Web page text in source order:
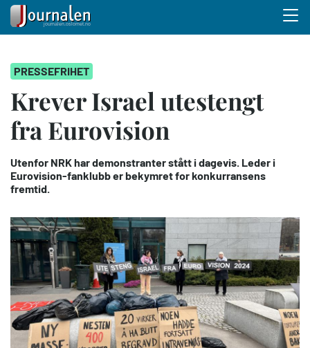
hovedinnhold
PRESSEFRIHET
Krever Israel utestengt
fra Eurovision
Utenfor NRK har demonstranter stått i dagevis. Leder i
Eurovision-fanklubb er bekymret for konkurransens
fremtid.